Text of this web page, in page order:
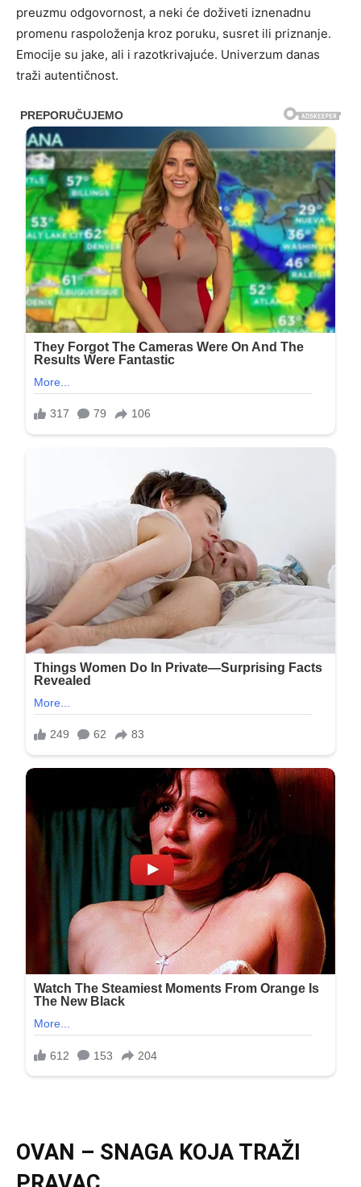
preuzmu odgovornost, a neki će doživeti iznenadnu
promenu raspoloženja kroz poruku, susret ili priznanje.
Emocije su jake, ali i razotkrivajuće. Univerzum danas
traži autentičnost.
OVAN – SNAGA KOJA TRAŽI